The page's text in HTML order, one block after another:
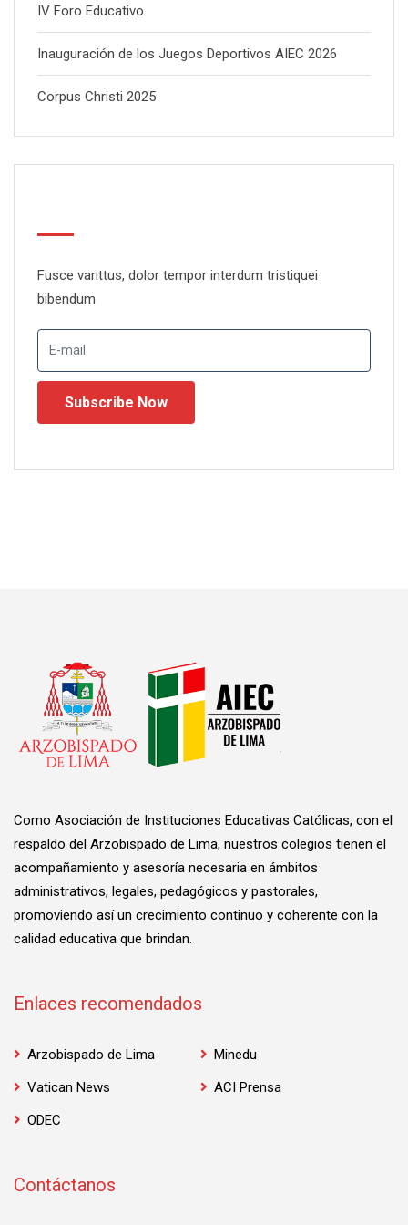
IV Foro Educativo
Inauguración de los Juegos Deportivos AIEC 2026
Corpus Christi 2025
Fusce varittus, dolor tempor interdum tristiquei
bibendum
Como Asociación de Instituciones Educativas Católicas, con el
respaldo del Arzobispado de Lima, nuestros colegios tienen el
acompañamiento y asesoría necesaria en ámbitos
administrativos, legales, pedagógicos y pastorales,
promoviendo así un crecimiento continuo y coherente con la
calidad educativa que brindan.
Enlaces recomendados
Arzobispado de Lima
Minedu
Vatican News
ACI Prensa
ODEC
Contáctanos